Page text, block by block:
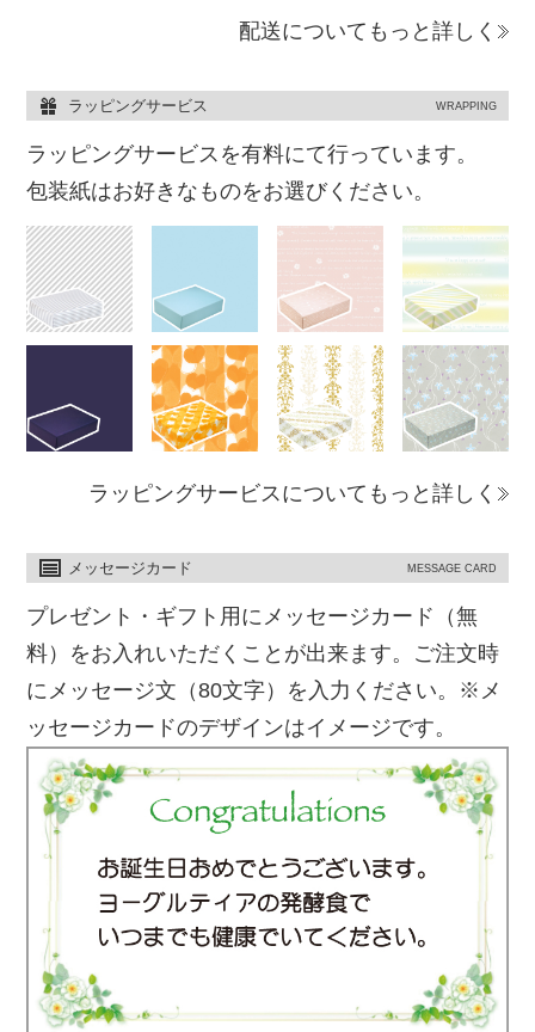
配送についてもっと詳しく
ラッピングサービス WRAPPING
ラッピングサービスを有料にて行っています。
包装紙はお好きなものをお選びください。
ラッピングサービスについてもっと詳しく
メッセージカード MESSAGE CARD
プレゼント・ギフト用にメッセージカード（無
料）をお入れいただくことが出来ます。ご注文時
にメッセージ文（80文字）を入力ください。※メ
ッセージカードのデザインはイメージです。